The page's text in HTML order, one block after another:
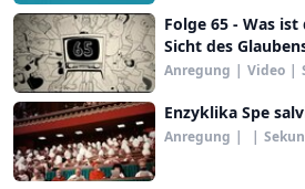
Folge 65 - Was
Sicht des
Anregung | Video |
Enzyklika Spe
Anregung | |